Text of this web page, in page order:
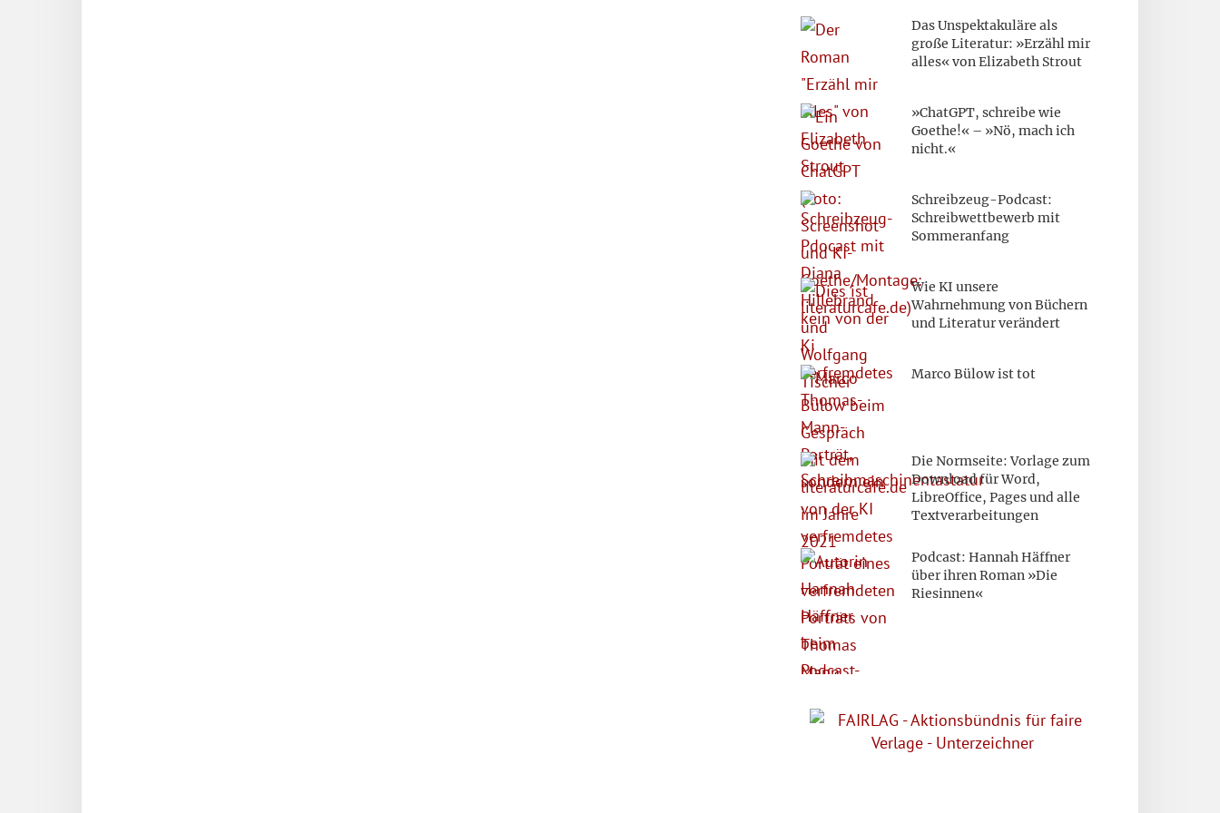
Das Unspektakuläre als
große Literatur: »Erzähl mir
alles« von Elizabeth Strout
»ChatGPT, schreibe wie
Goethe!« – »Nö, mach ich
nicht.«
Schreibzeug-Podcast:
Schreibwettbewerb mit
Sommeranfang
Wie KI unsere
Wahrnehmung von Büchern
und Literatur verändert
Marco Bülow ist tot
Die Normseite: Vorlage zum
Download für Word,
LibreOffice, Pages und alle
Textverarbeitungen
Podcast: Hannah Häffner
über ihren Roman »Die
Riesinnen«